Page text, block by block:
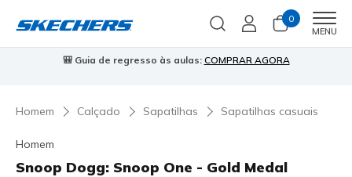
0
MENU
Skechers VIP: 45 dias de devolução para membrosInscreve-te
Homem Calçado Sapatilhas Sapatilhas casuais
Homem
Snoop Dogg: Snoop One - Gold Medal